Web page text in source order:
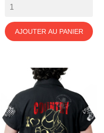
AJOUTER AU PANIER